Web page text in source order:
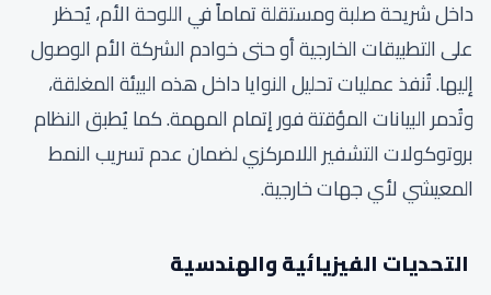
داخل شريحة صلبة ومستقلة تماماً في اللوحة الأم، يُحظر
على التطبيقات الخارجية أو حتى خوادم الشركة الأم الوصول
إليها. تُنفذ عمليات تحليل النوايا داخل هذه البيئة المغلقة،
وتُدمر البيانات المؤقتة فور إتمام المهمة. كما يُطبق النظام
بروتوكولات التشفير اللامركزي لضمان عدم تسريب النمط
المعيشي لأي جهات خارجية.
التحديات الفيزيائية والهندسية